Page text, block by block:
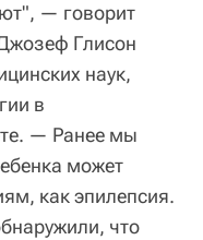
— говорит
Глисон
наук,
в
— Ранее мы
может
как эпилепсия.
что